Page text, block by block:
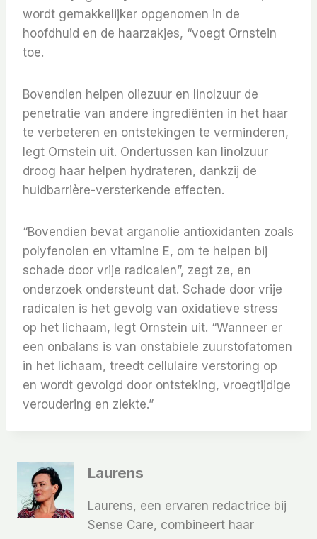
wordt gemakkelijker opgenomen in de
hoofdhuid en de haarzakjes, “voegt Ornstein
toe.
Bovendien helpen oliezuur en linolzuur de
penetratie van andere ingrediënten in het haar
te verbeteren en ontstekingen te verminderen,
legt Ornstein uit. Ondertussen kan linolzuur
droog haar helpen hydrateren, dankzij de
huidbarrière-versterkende effecten.
“Bovendien bevat arganolie antioxidanten zoals
polyfenolen en vitamine E, om te helpen bij
schade door vrije radicalen”, zegt ze, en
onderzoek ondersteunt dat. Schade door vrije
radicalen is het gevolg van oxidatieve stress
op het lichaam, legt Ornstein uit. “Wanneer er
een onbalans is van onstabiele zuurstofatomen
in het lichaam, treedt cellulaire verstoring op
en wordt gevolgd door ontsteking, vroegtijdige
veroudering en ziekte.”
Laurens
Laurens, een ervaren redactrice bij
Sense Care, combineert haar